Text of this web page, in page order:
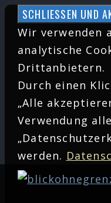
Zum
Inhalt
springen
Wir verwenden
analytische
Drittanbietern.
Durch einen
„Alle
Verwendung
werden.